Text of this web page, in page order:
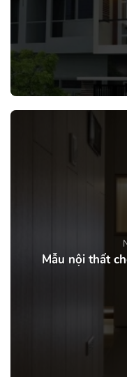
Mẫu nội thất